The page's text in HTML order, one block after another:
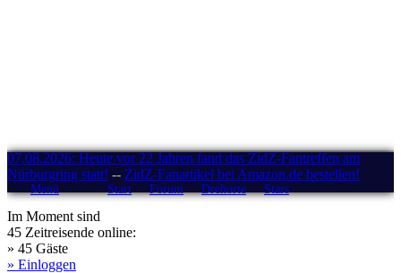
07.08.2026: Heute vor 22 Jahren fand das ZidZ-Fantreffen am
Nürburgring statt! -- ZidZ-Fanartikel bei Amazon.de bestellen!
Menü Start Forum Drehorte Stars
Im Moment sind
45 Zeitreisende online:
» 45 Gäste
» Einloggen